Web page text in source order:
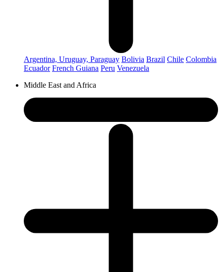
Argentina, Uruguay, Paraguay Bolivia Brazil Chile Colombia
Ecuador French Guiana Peru Venezuela
Middle East and Africa